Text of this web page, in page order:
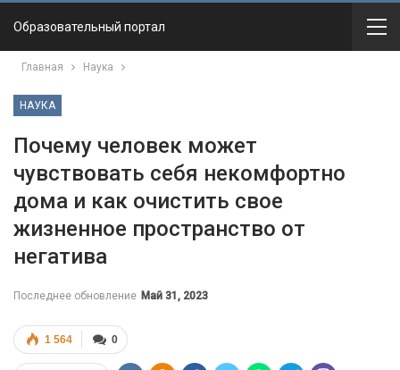
Образовательный портал
Главная Наука
НАУКА
Почему человек может
чувствовать себя некомфортно
дома и как очистить свое
жизненное пространство от
негатива
Последнее обновление Май 31, 2023
0
1 564